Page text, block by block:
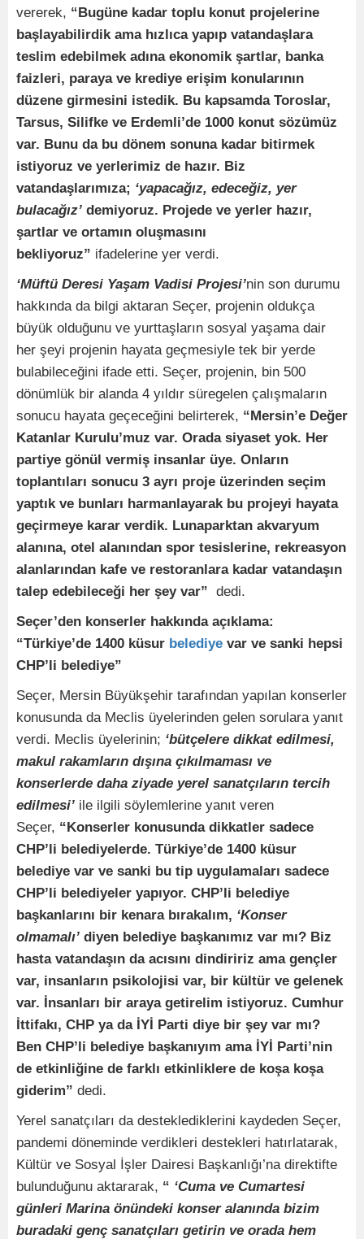
vererek, “Bugüne kadar toplu konut projelerine
başlayabilirdik ama hızlıca yapıp vatandaşlara
teslim edebilmek adına ekonomik şartlar, banka
faizleri, paraya ve krediye erişim konularının
düzene girmesini istedik. Bu kapsamda Toroslar,
Tarsus, Silifke ve Erdemli’de 1000 konut sözümüz
var. Bunu da bu dönem sonuna kadar bitirmek
istiyoruz ve yerlerimiz de hazır. Biz
vatandaşlarımıza; ‘yapacağız, edeceğiz, yer
bulacağız’ demiyoruz. Projede ve yerler hazır,
şartlar ve ortamın oluşmasını
bekliyoruz” ifadelerine yer verdi.
‘Müftü Deresi Yaşam Vadisi Projesi’nin son durumu
hakkında da bilgi aktaran Seçer, projenin oldukça
büyük olduğunu ve yurttaşların sosyal yaşama dair
her şeyi projenin hayata geçmesiyle tek bir yerde
bulabileceğini ifade etti. Seçer, projenin, bin 500
dönümlük bir alanda 4 yıldır süregelen çalışmaların
sonucu hayata geçeceğini belirterek, “Mersin’e Değer
Katanlar Kurulu’muz var. Orada siyaset yok. Her
partiye gönül vermiş insanlar üye. Onların
toplantıları sonucu 3 ayrı proje üzerinden seçim
yaptık ve bunları harmanlayarak bu projeyi hayata
geçirmeye karar verdik. Lunaparktan akvaryum
alanına, otel alanından spor tesislerine, rekreasyon
alanlarından kafe ve restoranlara kadar vatandaşın
talep edebileceği her şey var” dedi.
Seçer’den konserler hakkında açıklama:
“Türkiye’de 1400 küsur belediye var ve sanki hepsi
CHP’li belediye”
Seçer, Mersin Büyükşehir tarafından yapılan konserler
konusunda da Meclis üyelerinden gelen sorulara yanıt
verdi. Meclis üyelerinin; ‘bütçelere dikkat edilmesi,
makul rakamların dışına çıkılmaması ve
konserlerde daha ziyade yerel sanatçıların tercih
edilmesi’ ile ilgili söylemlerine yanıt veren
Seçer, “Konserler konusunda dikkatler sadece
CHP’li belediyelerde. Türkiye’de 1400 küsur
belediye var ve sanki bu tip uygulamaları sadece
CHP’li belediyeler yapıyor. CHP’li belediye
başkanlarını bir kenara bırakalım, ‘Konser
olmamalı’ diyen belediye başkanımız var mı? Biz
hasta vatandaşın da acısını dindiririz ama gençler
var, insanların psikolojisi var, bir kültür ve gelenek
var. İnsanları bir araya getirelim istiyoruz. Cumhur
İttifakı, CHP ya da İYİ Parti diye bir şey var mı?
Ben CHP’li belediye başkanıyım ama İYİ Parti’nin
de etkinliğine de farklı etkinliklere de koşa koşa
giderim” dedi.
Yerel sanatçıları da desteklediklerini kaydeden Seçer,
pandemi döneminde verdikleri destekleri hatırlatarak,
Kültür ve Sosyal İşler Dairesi Başkanlığı’na direktifte
bulunduğunu aktararak, “ ‘Cuma ve Cumartesi
günleri Marina önündeki konser alanında bizim
buradaki genç sanatçıları getirin ve orada hem